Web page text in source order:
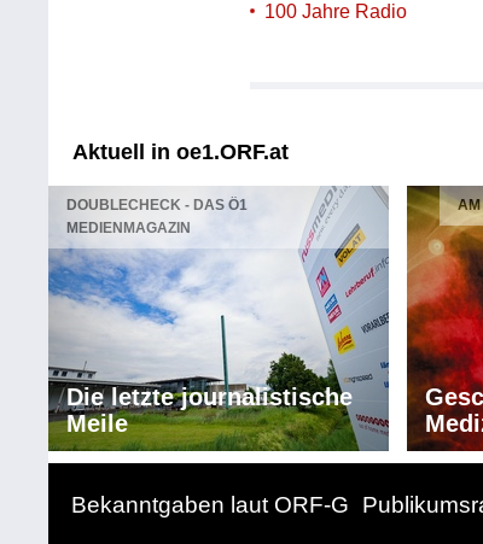
100 Jahre Radio
Aktuell in oe1.ORF.at
DOUBLECHECK - DAS Ö1
MEDIENMAGAZIN
Die letzte journalistische
Meile
AM
Bekanntgaben laut ORF-G